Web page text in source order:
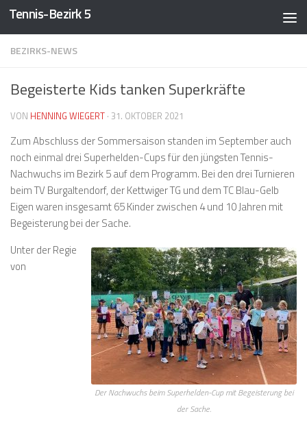
Zum Inhalt springen
Tennis-Bezirk 5
BEZIRKS-NEWS
Begeisterte Kids tanken Superkräfte
VON HENNING WIEGERT · 31. OKTOBER 2021
Zum Abschluss der Sommersaison standen im September auch
noch einmal drei Superhelden-Cups für den jüngsten Tennis-
Nachwuchs im Bezirk 5 auf dem Programm. Bei den drei Turnieren
beim TV Burgaltendorf, der Kettwiger TG und dem TC Blau-Gelb
Eigen waren insgesamt 65 Kinder zwischen 4 und 10 Jahren mit
Begeisterung bei der Sache.
Der Nachwuchs beim Superhelden-Cup mit Begeisterung bei
der Sache.
Unter der Regie
von